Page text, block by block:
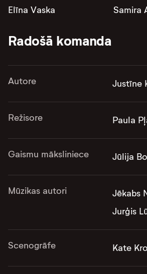
Elīna Vaska Samira
Radošā komanda
Autore Justīne
Režisore Paula
Gaismu māksliniece Jūlija
Mūzikas autori
Jēkabs
Jurģis
Scenogrāfe Kate